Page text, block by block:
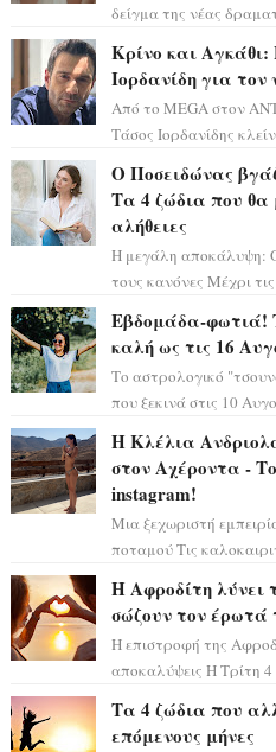
δείγμα της νέας
Κρίνο και
Ιορδανίδη για τον
Από το MEGA στον
Τάσος Ιορδανίδης
Ο Ποσειδώνας
Τα 4 ζώδια που θα
αλήθειες
Η μεγάλη αποκάλυψη:
τους κανόνες Μέχρι
Εβδομάδα-φωτιά!
καλή ως τις 16
Το αστρολογικό
που ξεκινά στις 10
Η Κλέλια
στον Αχέροντα -
instagram!
Μια ξεχωριστή
ποταμού Τις
Η Αφροδίτη λύνει
σώζουν τον έρωτά
Η επιστροφή της
αποκαλύψεις Η Τρίτη
Τα 4 ζώδια που
επόμενους μήνες